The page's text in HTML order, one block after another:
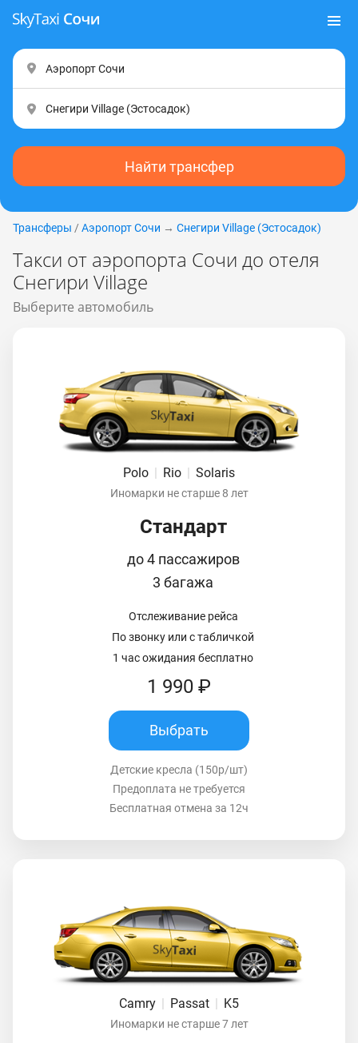
Найти трансфер
Трансферы / Аэропорт Сочи → Снегири Village (Эстocaдoк)
Такси от аэропорта Сочи до отеля
Снегири Village
Выберите автомобиль
Polo | Rio | Solaris
Иномарки не старше 8 лет
Стандарт
до 4 пассажиров
3 багажа
Отслеживание рейса
По звонку или с табличкой
1 час ожидания бесплатно
1 990 ₽
Выбрать
Детские кресла (150р/шт)
Предоплата не требуется
Бесплатная отмена за 12ч
Camry Passat K5
Иномарки не старше 7 лет